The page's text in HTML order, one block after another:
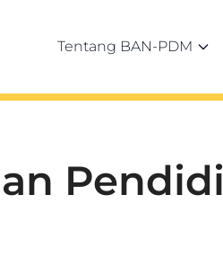
Tentang BAN-PDM